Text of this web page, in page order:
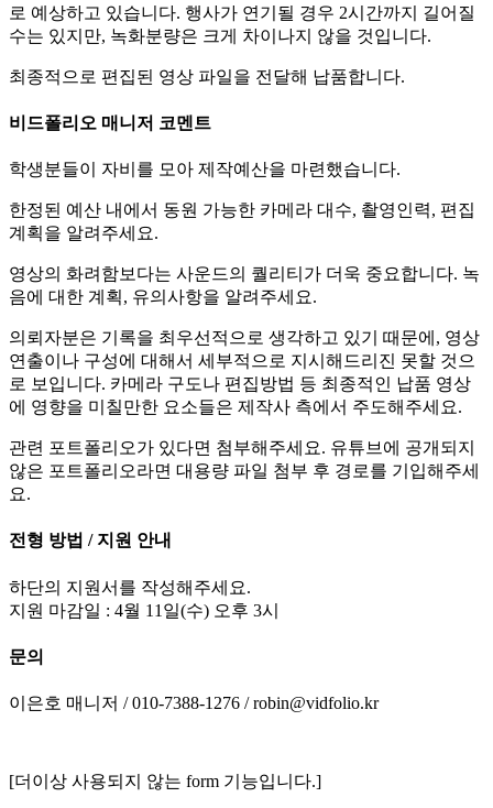
로 예상하고 있습니다. 행사가 연기될 경우 2시간까지 길어질
수는 있지만, 녹화분량은 크게 차이나지 않을 것입니다.
최종적으로 편집된 영상 파일을 전달해 납품합니다.
비드폴리오 매니저 코멘트
학생분들이 자비를 모아 제작예산을 마련했습니다.
한정된 예산 내에서 동원 가능한 카메라 대수, 촬영인력, 편집
계획을 알려주세요.
영상의 화려함보다는 사운드의 퀄리티가 더욱 중요합니다. 녹
음에 대한 계획, 유의사항을 알려주세요.
의뢰자분은 기록을 최우선적으로 생각하고 있기 때문에, 영상
연출이나 구성에 대해서 세부적으로 지시해드리진 못할 것으
로 보입니다. 카메라 구도나 편집방법 등 최종적인 납품 영상
에 영향을 미칠만한 요소들은 제작사 측에서 주도해주세요.
관련 포트폴리오가 있다면 첨부해주세요. 유튜브에 공개되지
않은 포트폴리오라면 대용량 파일 첨부 후 경로를 기입해주세
요.
전형 방법 / 지원 안내
하단의 지원서를 작성해주세요.
지원 마감일 : 4월 11일(수) 오후 3시
문의
이은호 매니저 / 010-7388-1276 / robin@vidfolio.kr
[더이상 사용되지 않는 form 기능입니다.]